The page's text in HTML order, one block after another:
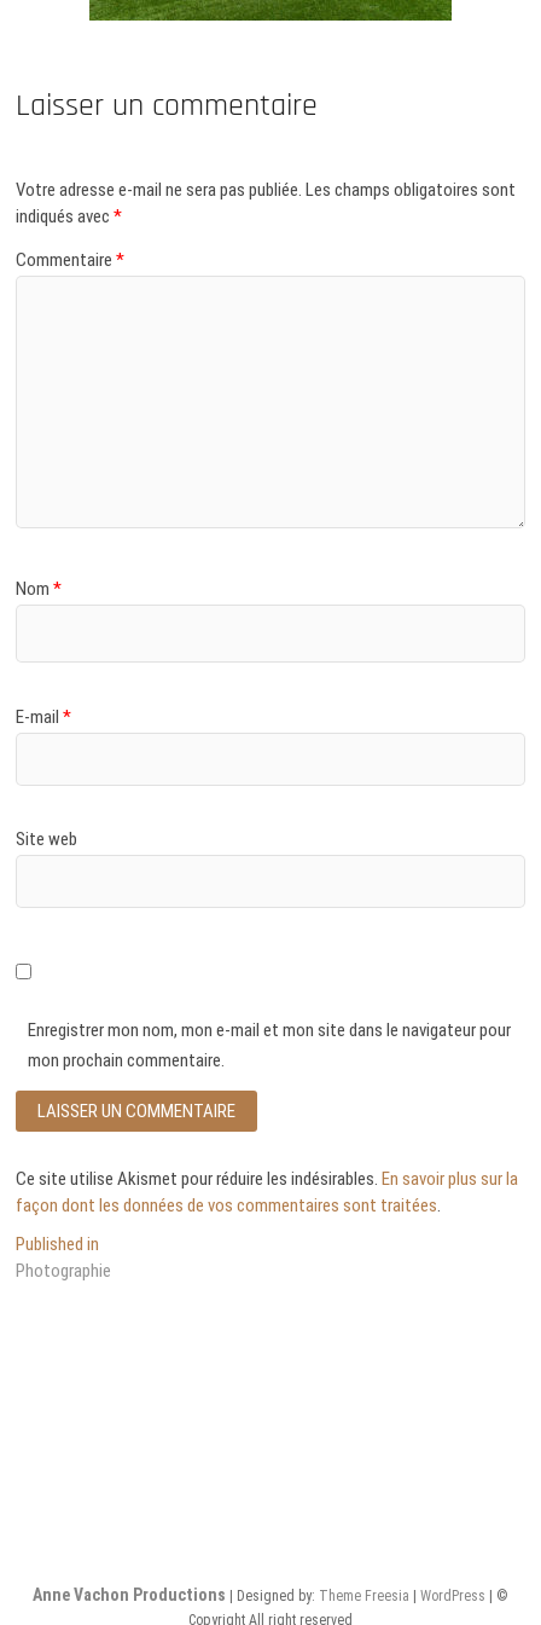
Laisser un commentaire
Votre adresse e-mail ne sera pas publiée. Les champs obligatoires sont
indiqués avec*
Commentaire*
Nom*
E-mail*
Site web
Enregistrer mon nom, mon e-mail et mon site dans le navigateur pour
mon prochain commentaire.
Ce site utilise Akismet pour réduire les indésirables.En savoir plus sur la
façon dont les données de vos commentaires sont traitées.
Navigation
de
Published in
Photographie
Anne Vachon Productions | Designed by: Theme Freesia |WordPress | ©
Copyright All right reserved